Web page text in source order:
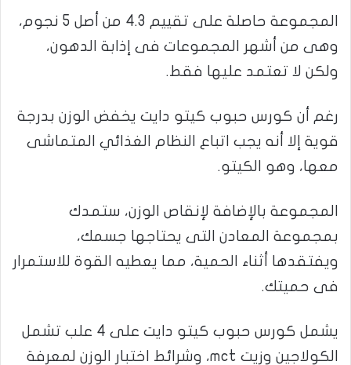
المجموعة حاصلة على تقييم 4.3 من أصل 5 نجوم،
وهى من أشهر المجموعات فى إذابة الدهون،
ولكن لا تعتمد عليها فقط.
رغم أن كورس حبوب كيتو دايت يخفض الوزن بدرجة
قوية إلا أنه يجب اتباع النظام الغذائي المتماشى
معها، وهو الكيتو.
المجموعة بالإضافة لإنقاص الوزن، ستمدك
بمجموعة المعادن التى يحتاجها جسمك،
ويفتقدها أثناء الحمية، مما يعطيه القوة للاستمرار
فى حميتك.
يشمل كورس حبوب كيتو دايت على 4 علب تشمل
الكولاجين وزيت mct، وشرائط اختبار الوزن لمعرفة